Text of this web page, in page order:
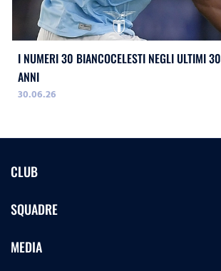
I NUMERI 30 BIANCOCELESTI NEGLI ULTIMI 30
ANNI
30.06.26
CLUB
SQUADRE
MEDIA